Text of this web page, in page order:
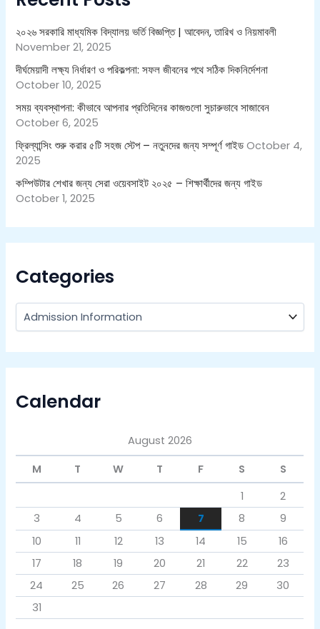
r
:
২০২৬ সরকারি মাধ্যমিক বিদ্যালয় ভর্তি বিজ্ঞপ্তি | আবেদন, তারিখ ও নিয়মাবলী
November 21, 2025
দীর্ঘমেয়াদী লক্ষ্য নির্ধারণ ও পরিকল্পনা: সফল জীবনের পথে সঠিক দিকনির্দেশনা
October 10, 2025
সময় ব্যবস্থাপনা: কীভাবে আপনার প্রতিদিনের কাজগুলো সুচারুভাবে সাজাবেন
October 6, 2025
ফ্রিল্যান্সিং শুরু করার ৫টি সহজ স্টেপ – নতুনদের জন্য সম্পূর্ণ গাইড October 4,
2025
কম্পিউটার শেখার জন্য সেরা ওয়েবসাইট ২০২৫ – শিক্ষার্থীদের জন্য গাইড
October 1, 2025
Categories
Calendar
August 2026
M
T W T F S
S
1
2
3
4 5 6 7 8
9
10
11 12 13 14 15
16
17
18 19 20 21 22
23
24
25 26 27 28 29
30
31